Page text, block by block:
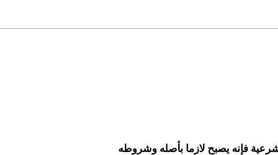
فإنه يصبح لازما بأصله وشروطه